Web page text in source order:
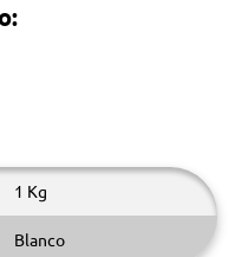
1 Kg
Blanco